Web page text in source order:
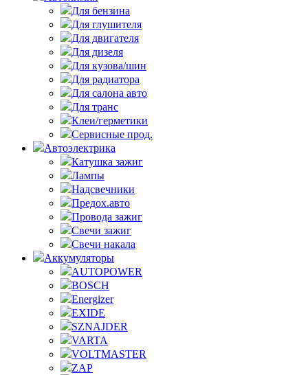
Для бензина
Для глушителя
Для двигателя
Для дизеля
Для кузова/шин
Для радиатора
Для салона авто
Для транс
Клеи/герметики
Сервисные прод.
Автоэлектрика
Катушка зажиг
Лампы
Надсвечники
Предох.авто
Провода зажиг
Свечи зажиг
Свечи накала
Аккумуляторы
AUTOPOWER
BOSCH
Energizer
EXIDE
SZNAJDER
VARTA
VOLTMASTER
ZAP